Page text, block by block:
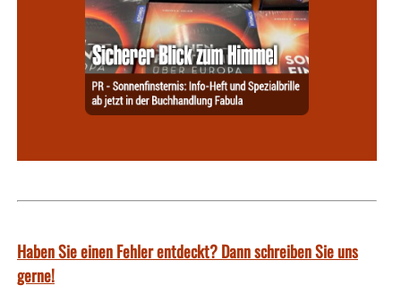
Haben Sie einen Fehler entdeckt? Dann schreiben Sie uns
gerne!